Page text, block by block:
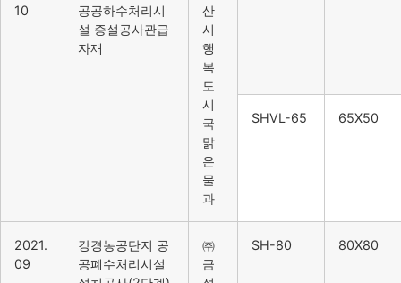
10
공공하수처리시
설 증설공사관급
자재
산
시
행
복
도
시
국
맑
은
물
과
SHVL-65 65X50
2021.
09
강경농공단지 공
공폐수처리시설
㈜
금
SH-80 80X80